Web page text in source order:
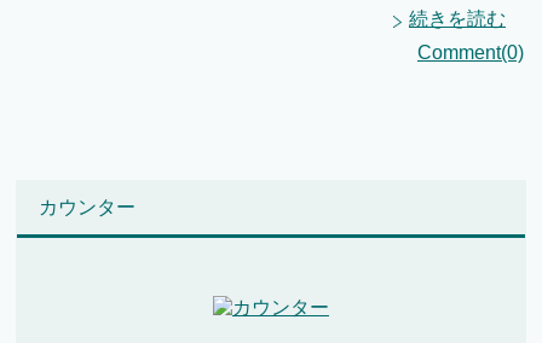
続きを読む
Comment(0)
カウンター